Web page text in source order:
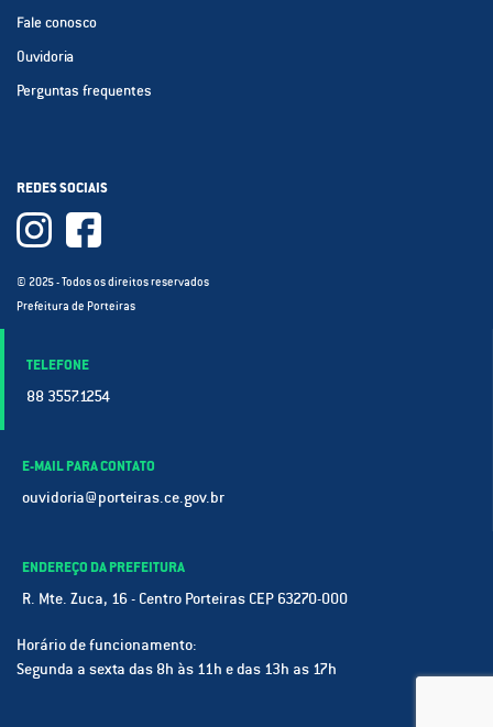
Fale conosco
Ouvidoria
Perguntas frequentes
REDES SOCIAIS
© 2025 - Todos os direitos reservados
Prefeitura de Porteiras
TELEFONE
88 3557.1254
E-MAIL PARA CONTATO
ouvidoria@porteiras.ce.gov.br
ENDEREÇO DA PREFEITURA
R. Mte. Zuca, 16 - Centro Porteiras CEP 63270-000
Horário de funcionamento:
Segunda a sexta das 8h às 11h e das 13h as 17h